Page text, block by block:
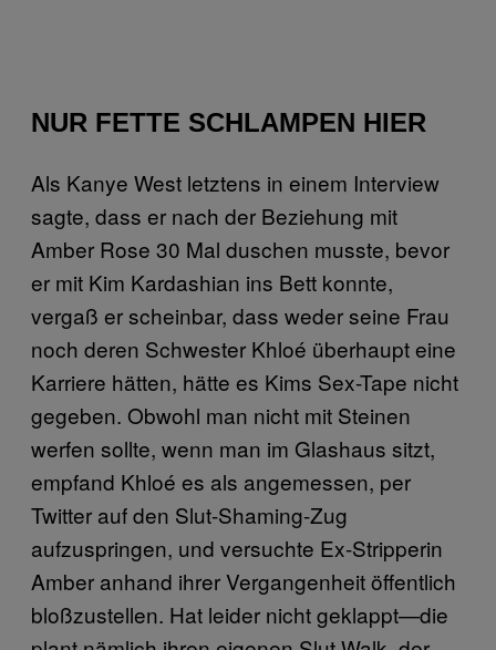
NUR FETTE SCHLAMPEN HIER
Als Kanye West letztens in einem Interview
sagte, dass er nach der Beziehung mit
Amber Rose 30 Mal duschen musste, bevor
er mit Kim Kardashian ins Bett konnte,
vergaß er scheinbar, dass weder seine Frau
noch deren Schwester Khloé überhaupt eine
Karriere hätten, hätte es Kims Sex-Tape nicht
gegeben. Obwohl man nicht mit Steinen
werfen sollte, wenn man im Glashaus sitzt,
empfand Khloé es als angemessen, per
Twitter auf den Slut-Shaming-Zug
aufzuspringen, und versuchte Ex-Stripperin
Amber anhand ihrer Vergangenheit öffentlich
bloßzustellen. Hat leider nicht geklappt—die